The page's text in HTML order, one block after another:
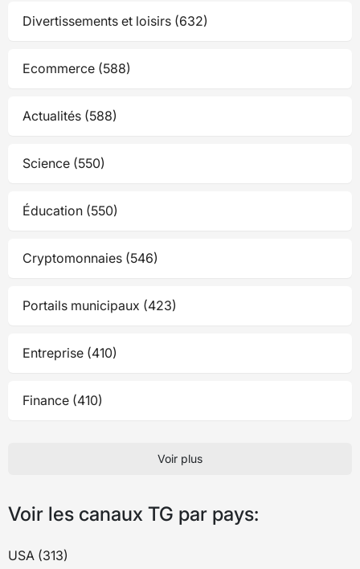
Divertissements et loisirs (632)
Ecommerce (588)
Actualités (588)
Science (550)
Éducation (550)
Cryptomonnaies (546)
Portails municipaux (423)
Entreprise (410)
Finance (410)
Voir plus
Voir les canaux TG par pays:
USA (313)